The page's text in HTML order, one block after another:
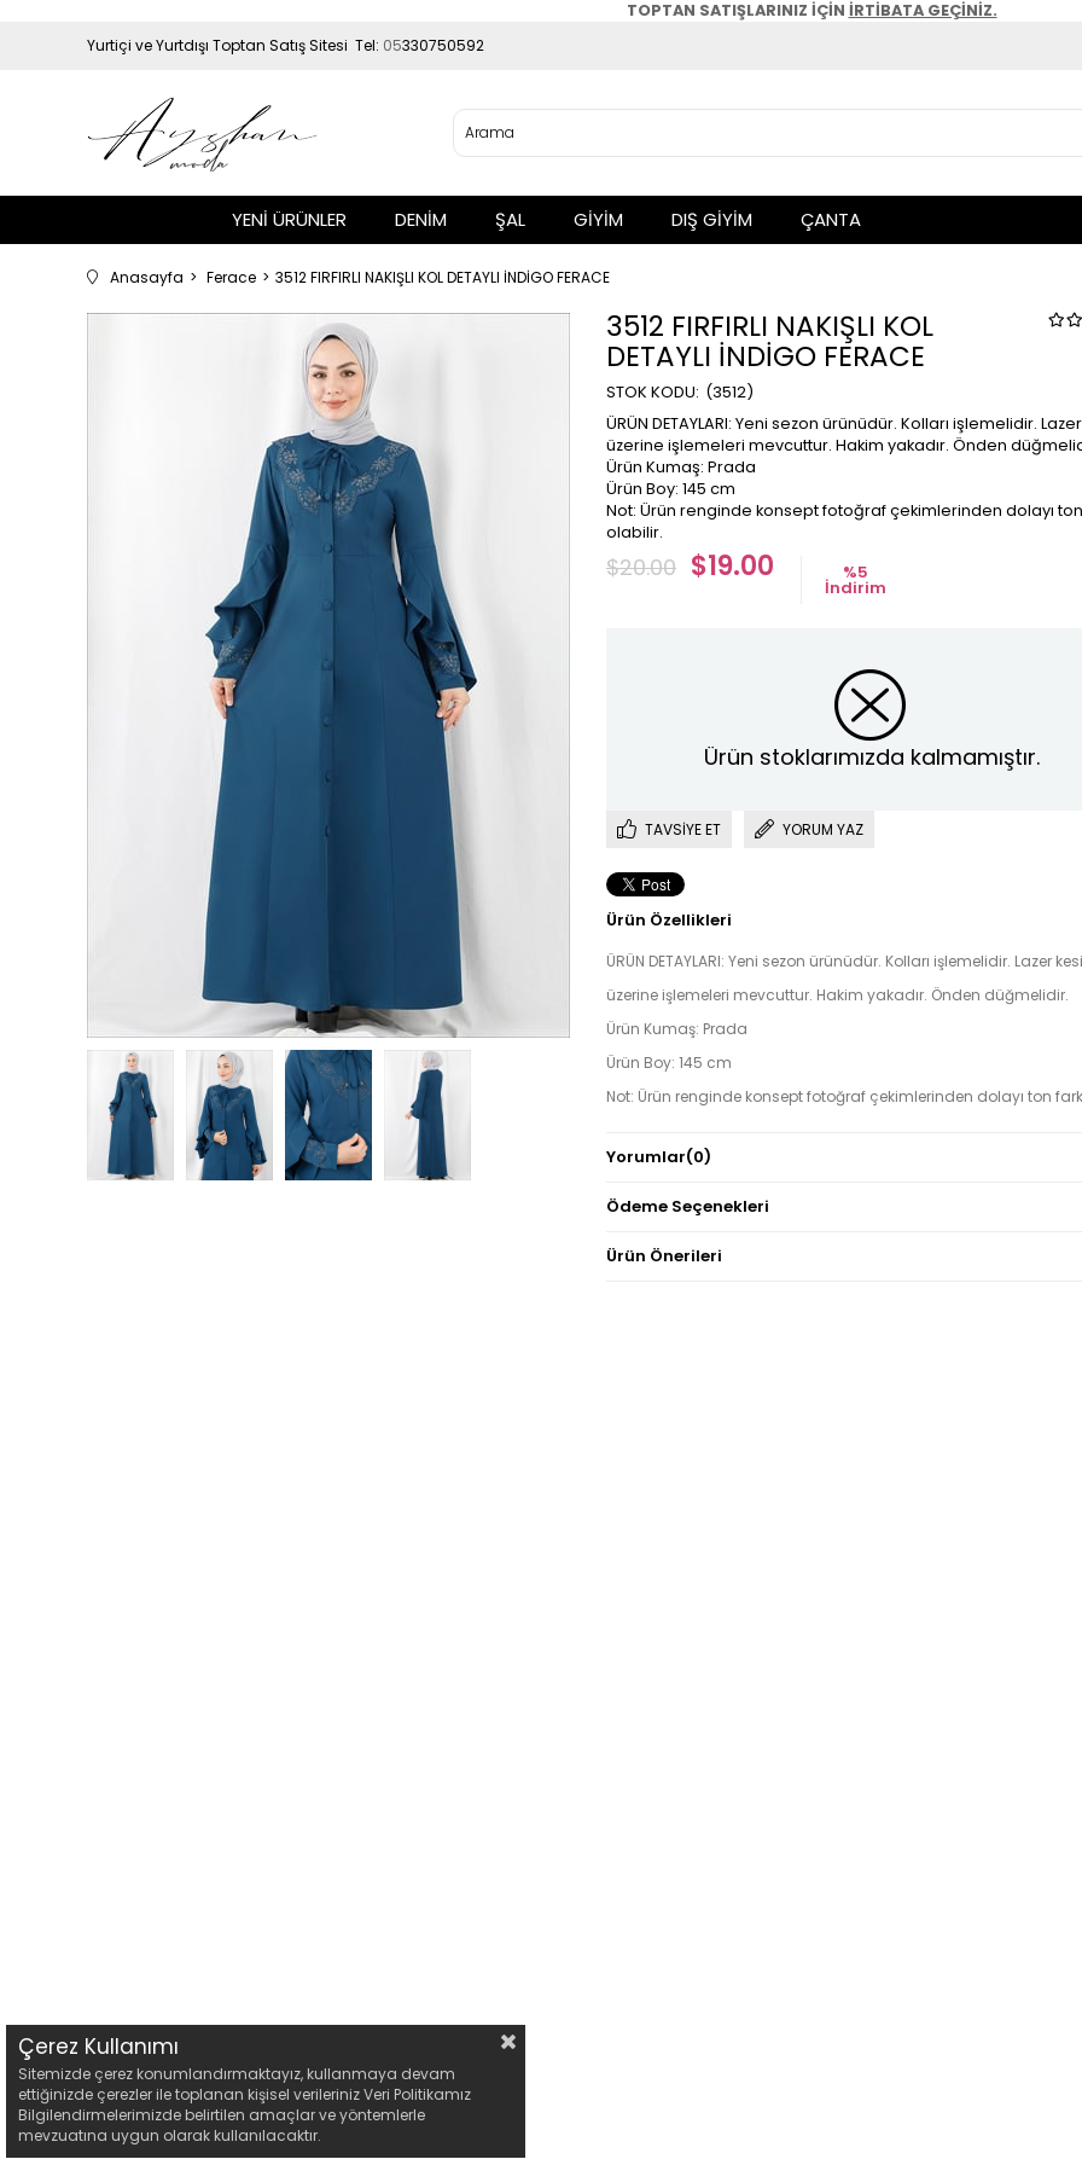
TOPTAN SATIŞLARINIZ İÇİN İRTİBATA GEÇİNİZ.
Yurtiçi ve Yurtdışı Toptan Satış Sitesi Tel: 05330750592
YENİ ÜRÜNLER DENİM ŞAL GİYİM DIŞ GİYİM ÇANTA
Anasayfa Ferace 3512 FIRFIRLI NAKIŞLI KOL DETAYLI İNDİGO FERACE
3512 FIRFIRLI NAKIŞLI KOL
DETAYLI İNDİGO FERACE
(3512)
ÜRÜN DETAYLARI: Yeni sezon ürünüdür. Kolları işlemelidir.
üzerine işlemeleri mevcuttur. Hakim yakadır. Önden
Ürün Kumaş: Prada
Ürün Boy: 145 cm
Not: Ürün renginde konsept fotoğraf çekimlerinden dolayı ton
olabilir.
$20.00 $19.00 %5
İndirim
Ürün stoklarımızda kalmamıştır.
TAVSIYE ET YORUM YAZ
Ürün Özellikleri
ÜRÜN DETAYLARI: Yeni sezon ürünüdür. Kolları işlemelidir. Lazer
üzerine işlemeleri mevcuttur. Hakim yakadır. Önden düğmelidir.
Ürün Kumaş: Prada
Ürün Boy: 145 cm
Not: Ürün renginde konsept fotoğraf çekimlerinden dolayı ton
Yorumlar(0)
Ödeme Seçenekleri
Ürün Önerileri
Çerez Kullanımı
Sitemizde çerez konumlandırmaktayız, kullanmaya devam
ettiğinizde çerezler ile toplanan kişisel verileriniz Veri Politikamız
Bilgilendirmelerimizde belirtilen amaçlar ve yöntemlerle
mevzuatına uygun olarak kullanılacaktır.